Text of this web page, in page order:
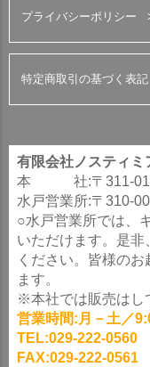
プライバシーポリシー
特定商取引の基づく表記
有限会社ノスティミ
本 社:〒311-0111
水戸営業所:〒310-
○水戸営業所では、
いただけます。是非
ください。皆様の
ます。
※本社では販売はし
営業時間:月－土／
TEL:029-222-0560
FAX:029-222-0561